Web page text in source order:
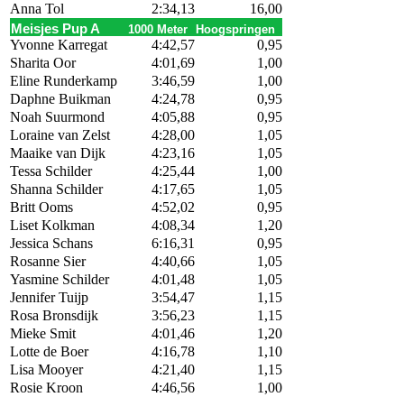
Anna Tol
2:34,13 16,00
Meisjes Pup A 1000 Meter Hoogspringen
Yvonne Karregat 4:42,57
0,95
Sharita Oor
4:01,69
1,00
Eline Runderkamp
3:46,59
1,00
Daphne Buikman
4:24,78
0,95
Noah Suurmond
4:05,88
0,95
Loraine van Zelst
4:28,00
1,05
Maaike van Dijk
4:23,16
1,05
Tessa Schilder
4:25,44
1,00
Shanna Schilder
4:17,65
1,05
Britt Ooms
4:52,02
0,95
Liset Kolkman
4:08,34
1,20
Jessica Schans
6:16,31
0,95
Rosanne Sier
4:40,66
1,05
Yasmine Schilder
4:01,48
1,05
Jennifer Tuijp
3:54,47
1,15
Rosa Bronsdijk
3:56,23
1,15
Mieke Smit
4:01,46
1,20
Lotte de Boer
4:16,78
1,10
Lisa Mooyer
4:21,40
1,15
Rosie Kroon
4:46,56
1,00